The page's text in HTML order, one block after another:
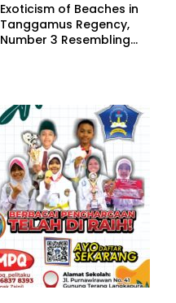
Exoticism of Beaches in
Tanggamus Regency,
Number 3 Resembling